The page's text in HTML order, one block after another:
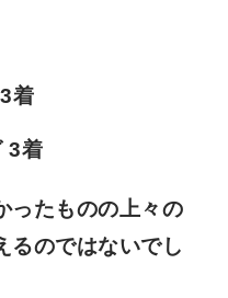
着
3着
ったものの上々の
るのではないでし